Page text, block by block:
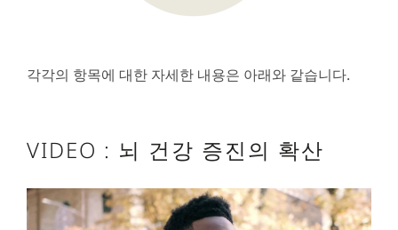
각각의 항목에 대한 자세한 내용은 아래와 같습니다.
VIDEO : 뇌 건강 증진의 확산